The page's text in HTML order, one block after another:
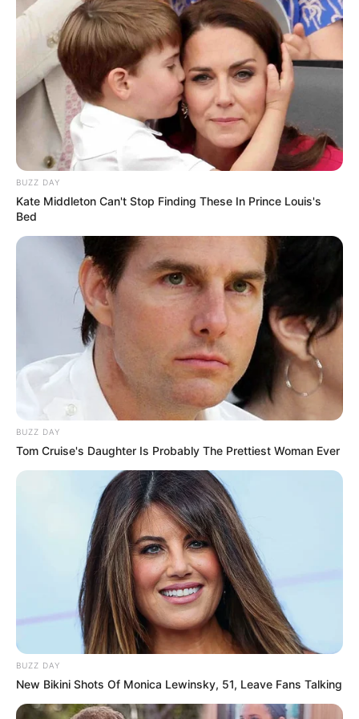
Ez erős állítás, de társadalmi szempontból sokak
számára érthető. Magyarországon rengeteg férfi
dolgozik le 40 évet úgy, hogy közben egészsége
megkopik, családját fenntartja, adót és járulékot
fizet, majd sokan alig élvezhetik a nyugdíjas éveket.
A férfiak várható élettartama és egészségben
töltött éveinek száma miatt ez nem pusztán
pénzügyi kérdés, hanem méltányossági ügy is.
A Férfiak40 ezért érzelmileg nagyon erős javaslat.
BUZZ DAY
Kate Middleton Can't Stop Finding These In Prince Louis's
Bed
BUZZ DAY
Tom Cruise's Daughter Is Probably The Prettiest Woman Ever
BUZZ DAY
New Bikini Shots Of Monica Lewinsky, 51, Leave Fans Talking